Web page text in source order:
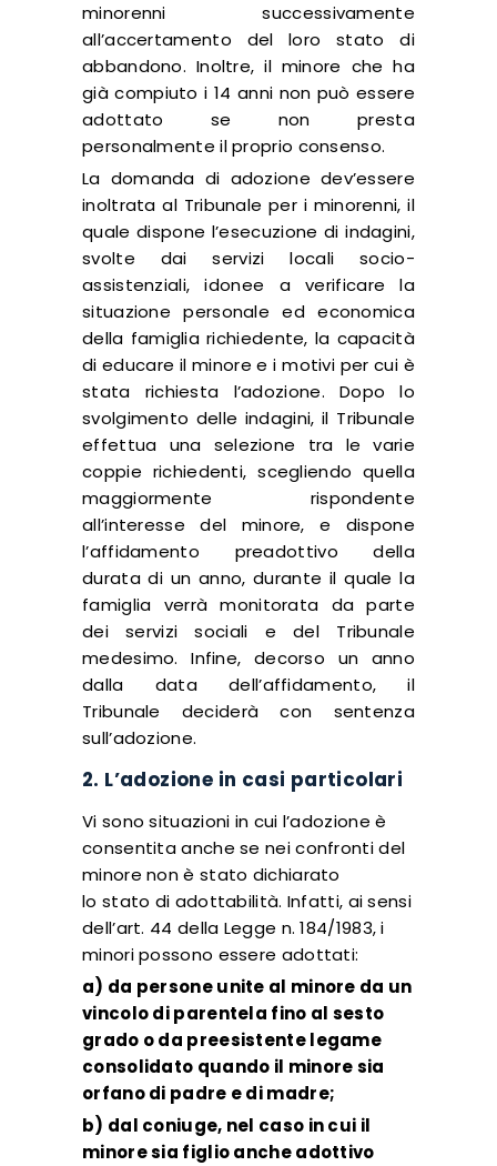
minorenni successivamente
all’accertamento del loro stato di
abbandono. Inoltre, il minore che ha
già compiuto i 14 anni non può essere
adottato se non presta
personalmente il proprio consenso.
La domanda di adozione dev’essere
inoltrata al Tribunale per i minorenni, il
quale dispone l’esecuzione di indagini,
svolte dai servizi locali socio-
assistenziali, idonee a verificare la
situazione personale ed economica
della famiglia richiedente, la capacità
di educare il minore e i motivi per cui è
stata richiesta l’adozione. Dopo lo
svolgimento delle indagini, il Tribunale
effettua una selezione tra le varie
coppie richiedenti, scegliendo quella
maggiormente rispondente
all’interesse del minore, e dispone
l’affidamento preadottivo della
durata di un anno, durante il quale la
famiglia verrà monitorata da parte
dei servizi sociali e del Tribunale
medesimo. Infine, decorso un anno
dalla data dell’affidamento, il
Tribunale deciderà con sentenza
sull’adozione.
2. L’adozione in casi particolari
Vi sono situazioni in cui l’adozione è
consentita anche se nei confronti del
minore non è stato dichiarato
lo stato di adottabilità. Infatti, ai sensi
dell’art. 44 della Legge n. 184/1983, i
minori possono essere adottati:
a) da persone unite al minore da un
vincolo di parentela fino al sesto
grado o da preesistente legame
consolidato quando il minore sia
orfano di padre e di madre;
b) dal coniuge, nel caso in cui il
minore sia figlio anche adottivo